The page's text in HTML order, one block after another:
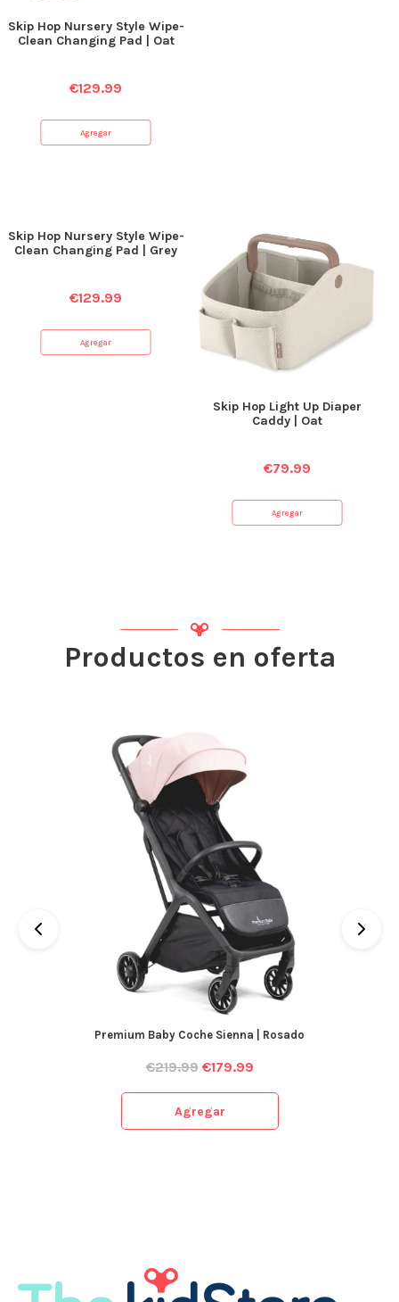
Skip Hop Nursery Style Wipe-
Clean Changing Pad | Oat
€129.99
Agregar
Skip Hop Nursery Style Wipe-
Clean Changing Pad | Grey
€129.99
Agregar
Skip Hop Light Up Diaper
Caddy | Oat
€79.99
Agregar
Productos en oferta
Premium Baby Coche Sienna | Rosado
€219.99 €179.99
Agregar